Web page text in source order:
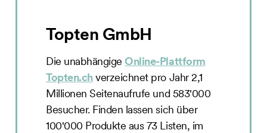
Topten GmbH
Die unabhängigeOnline-Plattform
Topten.chverzeichnet pro Jahr 2,1
Millionen Seitenaufrufe und 583'000
Besucher. Finden lassen sich über
100'000 Produkte aus 73 Listen, im